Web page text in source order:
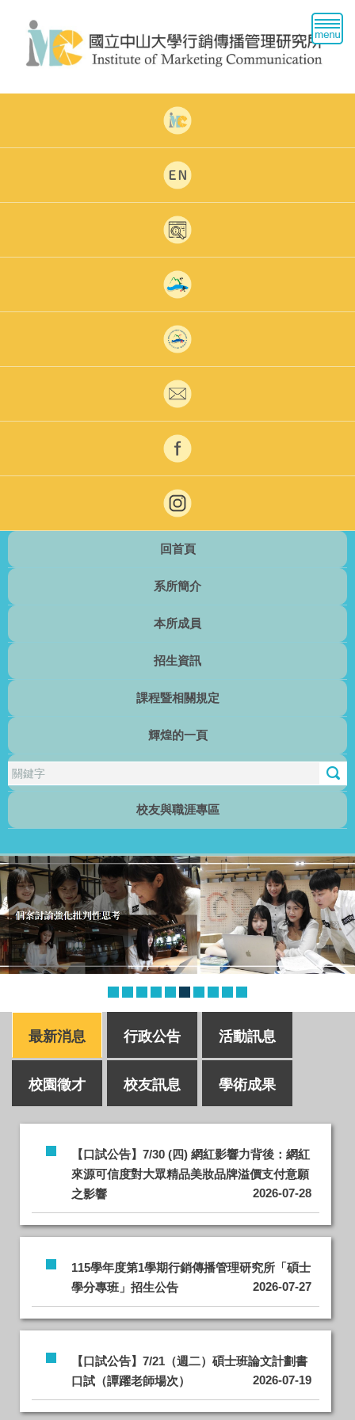
回首頁
系所簡介
本所成員
招生資訊
課程暨相關規定
輝煌的一頁
校友與職涯專區
最新消息 行政公告 活動訊息
校園徵才 校友訊息 學術成果
【口試公告】7/30 (四) 網紅影響力背後：網紅
來源可信度對大眾精品美妝品牌溢價支付意願
之影響
2026-07-28
115學年度第1學期行銷傳播管理研究所「碩士
學分專班」招生公告
2026-07-27
【口試公告】7/21（週二）碩士班論文計劃書
口試（譚躍老師場次）
2026-07-19